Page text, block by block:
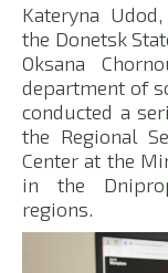
Kateryna
the Donetsk
Oksana
department of
conducted a
the Regional
Center at the
in the
regions.